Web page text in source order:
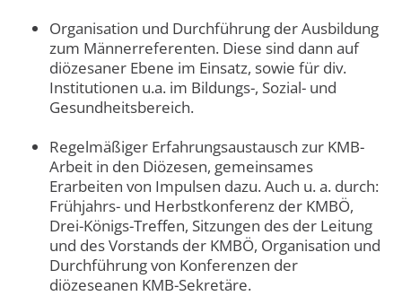
Organisation und Durchführung der Ausbildung
zum Männerreferenten. Diese sind dann auf
diözesaner Ebene im Einsatz, sowie für div.
Institutionen u.a. im Bildungs-, Sozial- und
Gesundheitsbereich.
Regelmäßiger Erfahrungsaustausch zur KMB-
Arbeit in den Diözesen, gemeinsames
Erarbeiten von Impulsen dazu. Auch u. a. durch:
Frühjahrs- und Herbstkonferenz der KMBÖ,
Drei-Königs-Treffen, Sitzungen des der Leitung
und des Vorstands der KMBÖ, Organisation und
Durchführung von Konferenzen der
diözeseanen KMB-Sekretäre.